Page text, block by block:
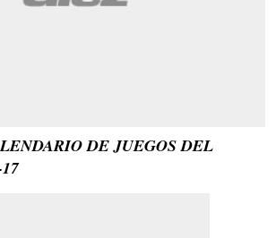
DE JUEGOS DEL